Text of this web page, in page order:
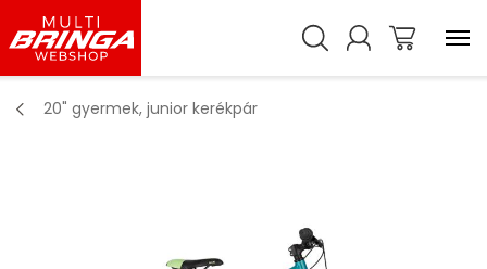
20" gyermek, junior kerékpár